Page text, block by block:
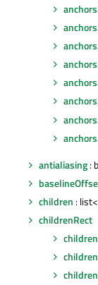
antialiasing:
children :
childrenRect